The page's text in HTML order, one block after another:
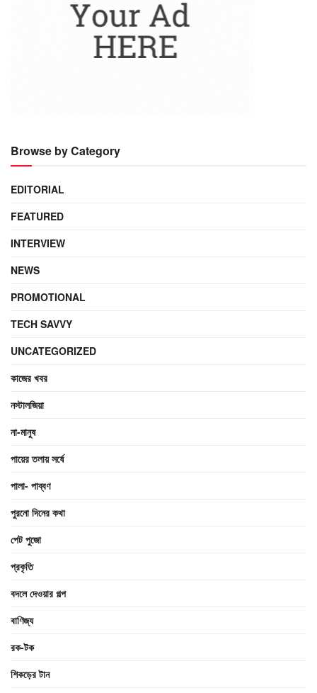
Browse by Category
EDITORIAL
FEATURED
INTERVIEW
NEWS
PROMOTIONAL
TECH SAVVY
UNCATEGORIZED
কাজের খবর
নস্টালজিয়া
না-মানুষ
পায়ের তলায় সর্ষে
পালা- পাব্বণ
পুরনো দিনের কথা
পেট পুজো
প্রকৃতি
বদলে দেওয়ার গল্প
বাণিজ্য
রক-টক
শিকড়ের টান